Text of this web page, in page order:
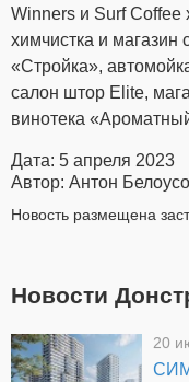
Winners и Surf Coffee
химчистка и магазин
«Стройка»,
салон штор Elite,
винотека
Дата: 5 апреля 2023
Автор: Антон
Новость размещена
Новости
20